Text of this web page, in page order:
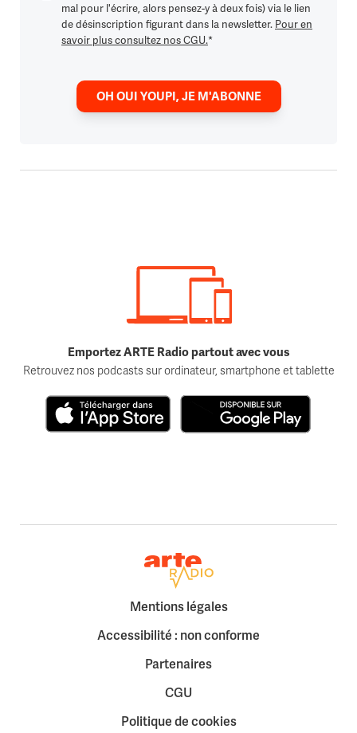
mal pour l'écrire, alors pensez-y à deux fois) via le lien
de désinscription figurant dans la newsletter. Pour en
savoir plus consultez nos CGU.*
OH OUI YOUPI, JE M'ABONNE
Emportez ARTE Radio partout avec vous
Retrouvez nos podcasts sur ordinateur, smartphone et tablette
Retour à la page d'accueil
Mentions légales
Accessibilité : non conforme
Partenaires
CGU
Politique de cookies